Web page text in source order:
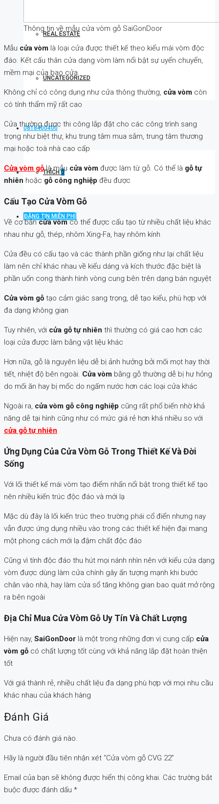
REAL ESTATE
UNCATEGORIZED
0818400400
THÍCH0
ĐĂNG TIN MIỄN PHÍ
Thông tin về mẫu cửa vòm gỗ SaiGonDoor
Mẫu cửa vòm là loại cửa được thiết kế theo kiểu mái vòm độc
đáo. Kết cấu thân cửa dạng vòm làm nổi bật sự uyển chuyển,
mềm mại của bao cửa
Không chỉ có công dụng như cửa thông thường, cửa vòm còn
có tính thẩm mỹ rất cao
Cửa thường được thi công lắp đặt cho các công trình sang
trọng như biệt thự, khu trung tâm mua sắm, trung tâm thương
mại hoặc toà nhà cao cấp
Cửa vòm gỗlà mẫu cửa vòm được làm từ gỗ. Có thể là gỗ tự
nhiên hoặc gỗ công nghiệp đều được
Cấu Tạo Cửa Vòm Gỗ
Về cơ bảncửa vòmcó thể được cấu tạo từ nhiều chất liệu khác
nhau như gỗ, thép, nhôm Xing-Fa, hay nhôm kính
Cửa đều có cấu tạo và các thành phần giống như lại chất liệu
làm nên chỉ khác nhau về kiểu dáng và kích thước đặc biệt là
phần uốn cong thành hình vòng cung bên trên dạng bán nguyệt
Cửa vòm gỗ tạo cảm giác sang trọng, dễ tạo kiểu, phù hợp với
đa dạng không gian
Tuy nhiên, với cửa gỗ tự nhiên thì thường có giá cao hơn các
loại cửa được làm bằng vật liệu khác
Hơn nữa, gỗ là nguyên liệu dễ bị ảnh hưởng bởi mối mọt hay thời
tiết, nhiệt độ bên ngoài. Cửa vòm bằng gỗ thường dễ bị hư hỏng
do mối ăn hay bị mốc do ngấm nước hơn các loại cửa khác
Ngoài ra, cửa vòm gỗ công nghiệp cũng rất phổ biến nhờ khả
năng dễ tại hình cũng như có mức giá rẻ hơn khá nhiều so với
cửa gỗ tự nhiên
Ứng Dụng Của Cửa Vòm Gỗ Trong Thiết Kế Và Đời
Sống
Với lối thiết kế mái vòm tạo điểm nhấn nổi bật trong thiết kế tạo
nên nhiều kiến trúc độc đáo và mới lạ
Mặc dù đây là lối kiến trúc theo trường phái cổ điển nhưng nay
vẫn được ứng dụng nhiều vào trong các thiết kế hiện đại mang
một phong cách mới lạ đậm chất độc đáo
Cũng vì tính độc đáo thu hút mọi nánh nhìn nên với kiểu cửa dạng
vòm được dùng làm cửa chính gây ấn tượng mạnh khi bước
chân vào nhà, hay làm cửa sổ tăng không gian bao quát mở rộng
ra bên ngoài
Địa Chỉ Mua Cửa Vòm Gỗ Uy Tín Và Chất Lượng
Hiện nay, SaiGonDoor là một trong những đơn vị cung cấp cửa
vòm gỗ có chất lượng tốt cùng với khả năng lắp đặt hoàn thiện
tốt
Với giá thành rẻ, nhiều chất liệu đa dạng phù hợp với mọi nhu cầu
khác nhau của khách hàng
Đánh Giá
Chưa có đánh giá nào.
Hãy là người đầu tiên nhận xét “Cửa vòm gỗ CVG 22”
Email của bạn sẽ không được hiển thị công khai. Các trường bắt
buộc được đánh dấu *